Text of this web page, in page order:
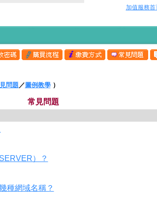
加值服務首
問題 ／ 圖例教學）
常見問題
）？
種網域名稱？